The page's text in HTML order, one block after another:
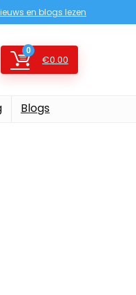
en blogs lezen
0
€0.00
Blogs